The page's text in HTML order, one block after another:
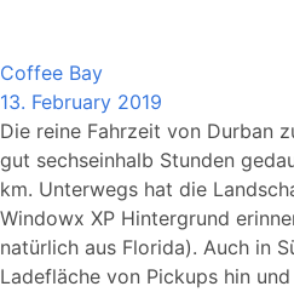
Coffee Bay
13. February 2019
Die reine Fahrzeit von Durban
gut sechseinhalb Stunden
km. Unterwegs hat die
Windowx XP Hintergrund
natürlich aus Florida). Auch in
Ladefläche von Pickups hin